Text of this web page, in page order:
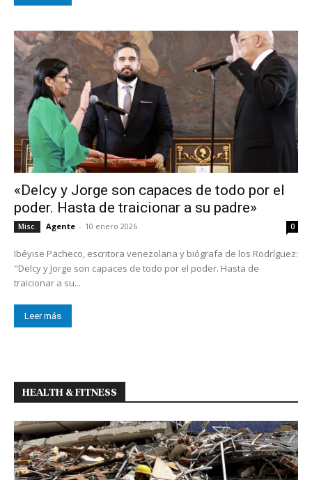
«Delcy y Jorge son capaces de todo por el
poder. Hasta de traicionar a su padre»
Misc. Agente - 10 enero 2026 0
Ibéyise Pacheco, escritora venezolana y biógrafa de los Rodríguez:
"Delcy y Jorge son capaces de todo por el poder. Hasta de
traicionar a su...
Leer más
HEALTH & FITNESS